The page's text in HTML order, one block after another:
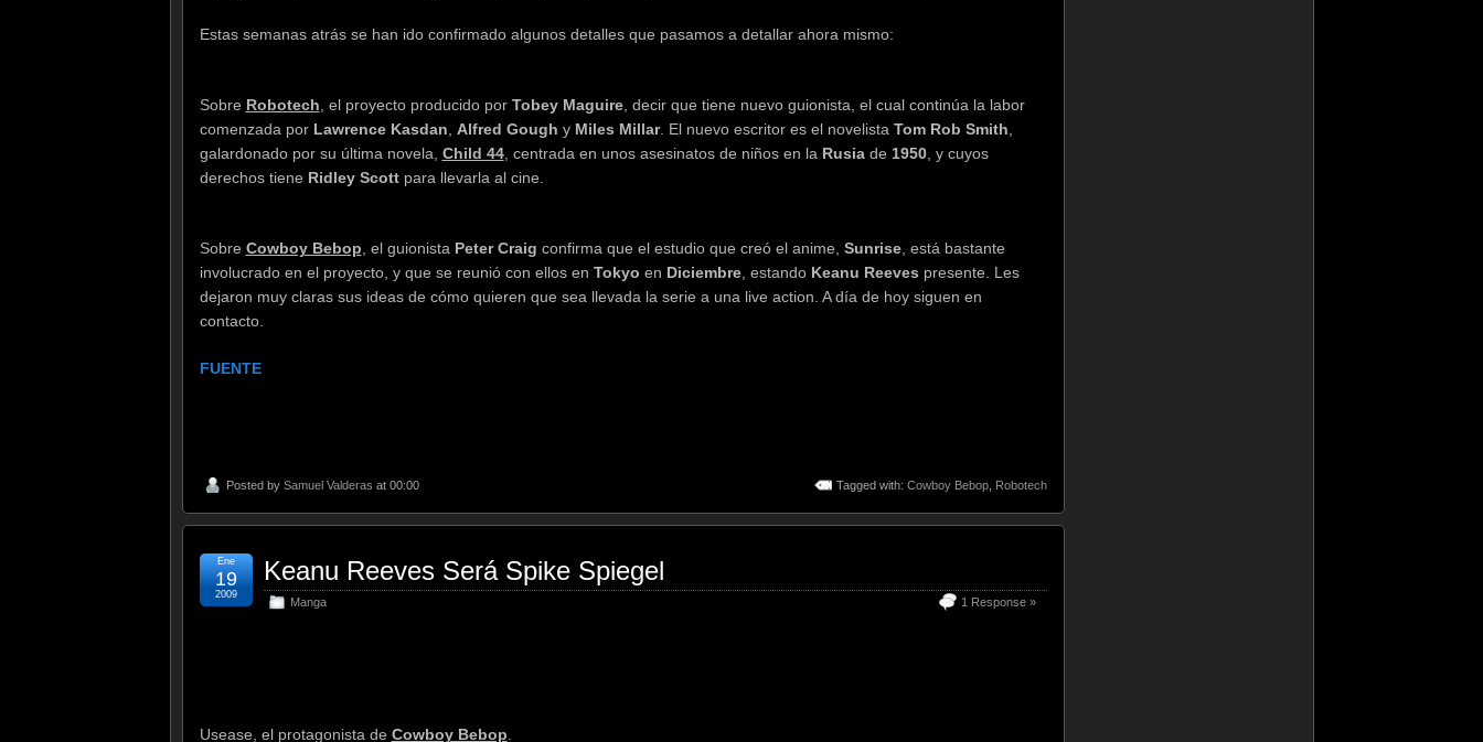
Estas semanas atrás se han ido confirmado algunos detalles que pasamos a detallar ahora mismo:
Sobre Robotech , el proyecto producido por Tobey Maguire, decir que tiene nuevo guionista, el cual continúa la labor
comenzada por Lawrence Kasdan Alfred Gough y Miles Millar. El nuevo escritor es el novelista Tom Rob Smith
galardonado por su última novela, Child 44, centrada en unos asesinatos de niños en la Rusia de 1950, y cuyos
derechos tiene Ridley Scottpara llevarla al cine.
Sobre Cowboy Bebop , el guionista Peter Craig confirma que el estudio que creó el anime, Sunrise, está bastante
involucrado en el proyecto, y que se reunió con ellos en Tokyo en Diciembre, estando Keanu Reeves presente. Les
dejaron muy claras sus ideas de cómo quieren que sea llevada la serie a una live action. A día de hoy siguen en
contacto.
FUENTE
Posted by Samuel Valderas at 00:00 Tagged with: Cowboy Bebop, Robotech
Keanu Reeves Será Spike Spiegel
Manga 1 Response »
Ene
19
2009
Usease, el protagonista de Cowboy Bebop